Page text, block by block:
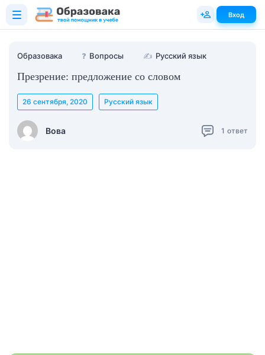
Образовака ❓ Вопросы ✍ Русский язык
Презрение: предложение со словом
Вова
26 сентября, 2020 Русский язык
1 ответ
Вход